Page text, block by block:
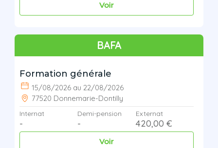
Voir
BAFA
Formation générale
15/08/2026 au 22/08/2026
77520 Donnemarie-Dontilly
Internat
-
Demi-pension
-
Externat
420,00 €
Voir